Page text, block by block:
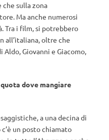
che sulla zona
Ma anche numerosi
Tra i film, si potrebbero
all’italiana, oltre che
Giovanni e Giacomo,
dove mangiare
a una decina di
un posto chiamato